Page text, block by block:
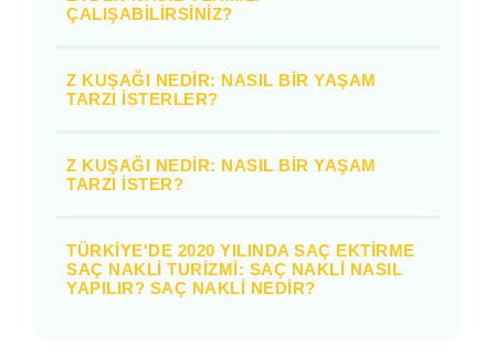
ÇALIŞABILIRSINIZ?
Z KUŞAĞI NEDIR: NASIL BIR YAŞAM
TARZI İSTERLER?
Z KUŞAĞI NEDIR: NASIL BIR YAŞAM
TARZI İSTER?
TÜRKIYE'DE 2020 YILINDA SAÇ EKTIRME
SAÇ NAKLI TURIZMI: SAÇ NAKLI NASIL
YAPILIR? SAÇ NAKLI NEDIR?